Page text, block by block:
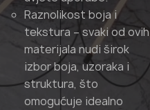
Raznolikost boja i
tekstura – svaki od ovih
materijala nudi širok
izbor boja, uzoraka i
struktura, što
omogućuje idealno